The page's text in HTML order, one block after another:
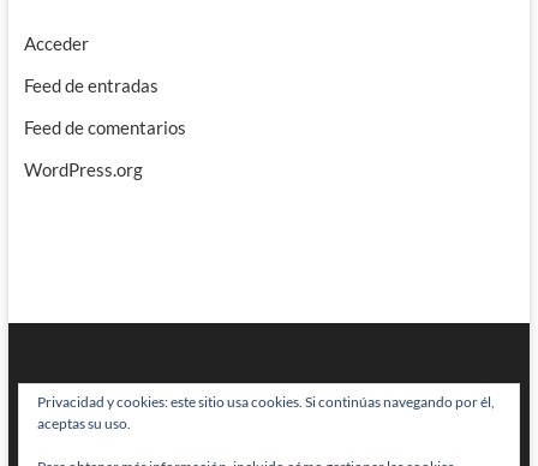
Acceder
Feed de entradas
Feed de comentarios
WordPress.org
Privacidad y cookies: este sitio usa cookies. Si continúas navegando por él,
aceptas su uso.